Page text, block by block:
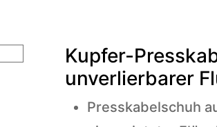
Kupfer-
unverlierbarer
Presskabelschuh